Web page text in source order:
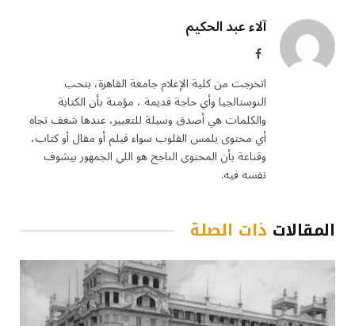
آلاء عبد الحكيم
فيسبوك
اتخرجت من كلية الإعلام جامعة القاهرة، بتحب
النوستالجيا وأي حاجة قديمة ، مؤمنة بأن الكتابة
والكلمات هي أصدق وسيلة للتعبير، عندها شغف تجاه
أي محتوى يلمس القلوب سواء فيلم أو مقال أو كتاب،
وقناعة بأن المحتوى الناجح هو اللي الجمهور بيشوف
نفسه فيه.
المقالات ذات الصلة